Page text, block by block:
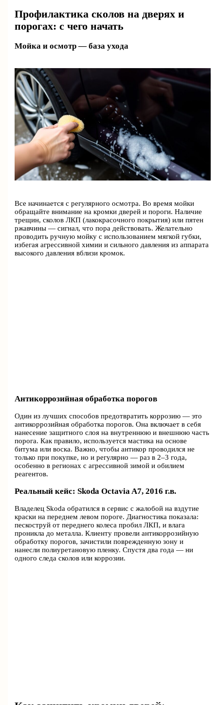
Профилактика сколов на дверях и
порогах: с чего начать
Мойка и осмотр — база ухода
Все начинается с регулярного осмотра. Во время мойки
обращайте внимание на кромки дверей и пороги. Наличие
трещин, сколов ЛКП (лакокрасочного покрытия) или пятен
ржавчины — сигнал, что пора действовать. Желательно
проводить ручную мойку с использованием мягкой губки,
избегая агрессивной химии и сильного давления из аппарата
высокого давления вблизи кромок.
Антикоррозийная обработка порогов
Один из лучших способов предотвратить коррозию — это
антикоррозийная обработка порогов. Она включает в себя
нанесение защитного слоя на внутреннюю и внешнюю часть
порога. Как правило, используется мастика на основе
битума или воска. Важно, чтобы антикор проводился не
только при покупке, но и регулярно — раз в 2–3 года,
особенно в регионах с агрессивной зимой и обилием
реагентов.
Реальный кейс: Skoda Octavia A7, 2016 г.в.
Владелец Skoda обратился в сервис с жалобой на вздутие
краски на переднем левом пороге. Диагностика показала:
пескоструй от переднего колеса пробил ЛКП, и влага
проникла до металла. Клиенту провели антикоррозийную
обработку порогов, зачистили поврежденную зону и
нанесли полиуретановую пленку. Спустя два года — ни
одного следа сколов или коррозии.